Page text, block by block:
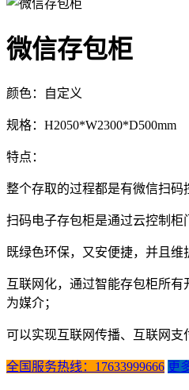
微信存包柜
颜色：自定义
规格：H2050*W2300*D500mm
特点：
整个存取的过程都是有微信扫码
扫码电子存包柜是通过云控制柜
既绿色环保，又安便捷，并且维
互联网化，通过智能存包柜所
为媒介；
可以实现互联网传播、互联网支
全国服务热线：17633999666 更